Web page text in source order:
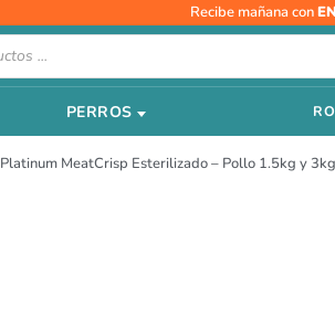
Recibe mañana con
PERROS
Platinum MeatCrisp Esterilizado – Pollo 1.5kg y 3kg